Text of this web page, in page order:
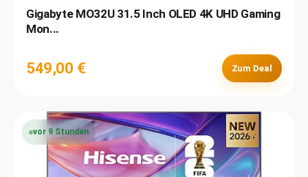
Gigabyte MO32U 31.5 Inch OLED 4K UHD Gaming
Mon...
549,00 € Zum Deal
vor 9 Stunden